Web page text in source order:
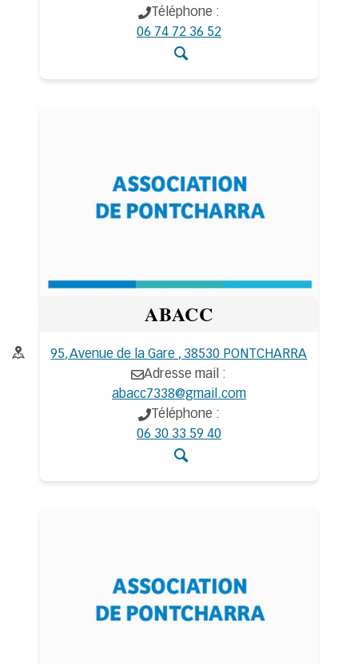
Téléphone :
06 74 72 36 52
Accéder aux détails
ABACC
Adresse :
95, Avenue de la Gare , 38530 PONTCHARRA
Adresse mail :
abacc7338@gmail.com
Téléphone :
06 30 33 59 40
Accéder aux détails